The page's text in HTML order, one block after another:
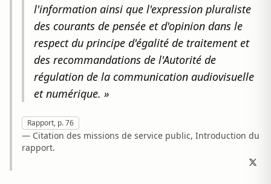
l'information ainsi que l'expression pluraliste
des courants de pensée et d'opinion dans le
respect du principe d'égalité de traitement et
des recommandations de l'Autorité de
régulation de la communication audiovisuelle
et numérique. »
Rapport, p. 76
— Citation des missions de service public, Introduction du
rapport.